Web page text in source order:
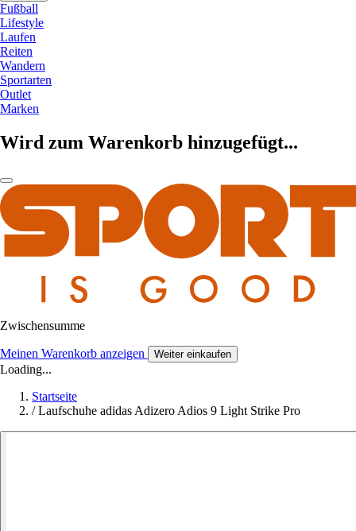
Fußball
Lifestyle
Laufen
Reiten
Wandern
Sportarten
Outlet
Marken
Wird zum Warenkorb hinzugefügt...
Zwischensumme
Meinen Warenkorb anzeigen Weiter einkaufen
Loading...
Startseite
/ Laufschuhe adidas Adizero Adios 9 Light Strike Pro